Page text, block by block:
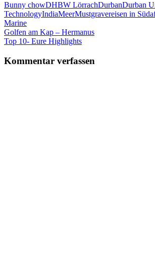
Bunny chowDHBW LörrachDurbanDurban
TechnologyIndiaMeerMustgravereisen in
Marine
Beitragsnavigation
Vorheriger
Beitrag:
Golfen am Kap – Hermanus
Nächster
Top 10- Eure Highlights
Kommentar verfassen